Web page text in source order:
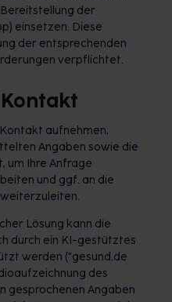
der
einsetzen. Diese
der entsprechenden
verpflichtet.
aufnehmen,
Angaben sowie die
um Ihre Anfrage
und ggf. an die
Lösung kann die
durch ein KI-gestütztes
werden ("gesund.de
des
gesprochenen Angaben